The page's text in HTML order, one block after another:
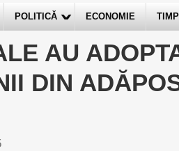
POLITICĂ ECONOMIE
AU
DIN